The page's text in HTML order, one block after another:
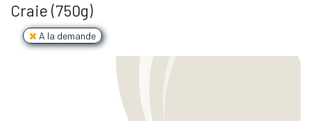
Craie (750g)
A la demande